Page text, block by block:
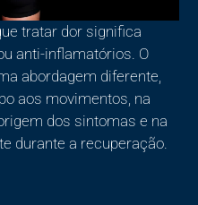
tratar dor significa
anti-inflamatórios. O
abordagem diferente,
aos movimentos, na
dos sintomas e na
durante a recuperação.